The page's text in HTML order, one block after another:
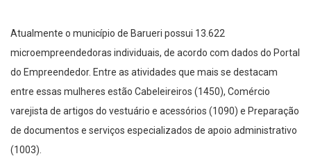
Atualmente o município de Barueri possui 13.622
microempreendedoras individuais, de acordo com dados do Portal
do Empreendedor. Entre as atividades que mais se destacam
entre essas mulheres estão Cabeleireiros (1450), Comércio
varejista de artigos do vestuário e acessórios (1090) e Preparação
de documentos e serviços especializados de apoio administrativo
(1003).